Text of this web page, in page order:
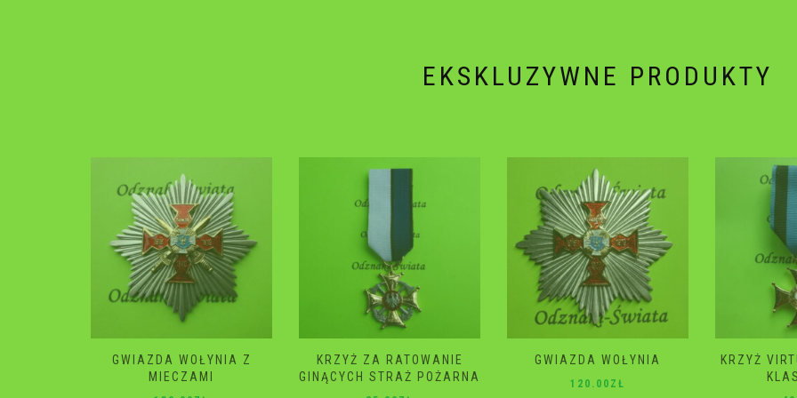
EKSKLUZYWNE PRODUKTY
KRZYŻ ZA RATOWANIE
GINĄCYCH STRAŻ POŻARNA
GWIAZDA WOŁYNIA
120.00 ZŁ
KRZYŻ VIRTUTI MILITARI 4
KLASA 2 RP